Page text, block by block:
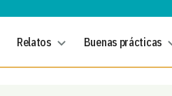
Relatos Buenas prácticas